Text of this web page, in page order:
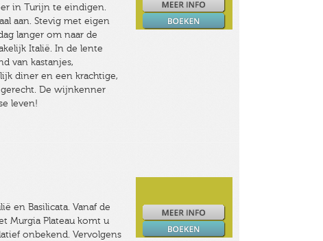
in Turijn te eindigen.
aan. Stevig met eigen
langer om naar de
Italië. In de lente
van kastanjes,
diner en een krachtige,
De wijnkenner
leven!
en Basilicata. Vanaf de
Murgia Plateau komt u
onbekend. Vervolgens